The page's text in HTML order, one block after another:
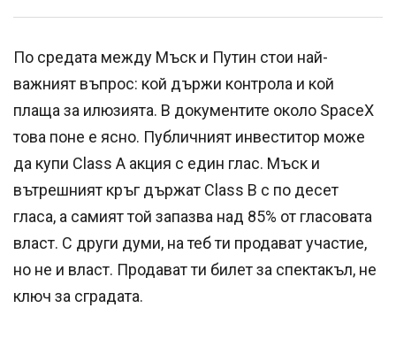
По средата между Мъск и Путин стои най-
важният въпрос: кой държи контрола и кой
плаща за илюзията. В документите около SpaceX
това поне е ясно. Публичният инвеститор може
да купи Class A акция с един глас. Мъск и
вътрешният кръг държат Class B с по десет
гласа, а самият той запазва над 85% от гласовата
власт. С други думи, на теб ти продават участие,
но не и власт. Продават ти билет за спектакъл, не
ключ за сградата.